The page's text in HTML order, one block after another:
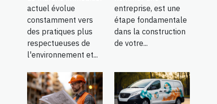
actuel évolue
constamment vers
des pratiques plus
respectueuses de
l'environnement et...
entreprise, est une
étape fondamentale
dans la construction
de votre...